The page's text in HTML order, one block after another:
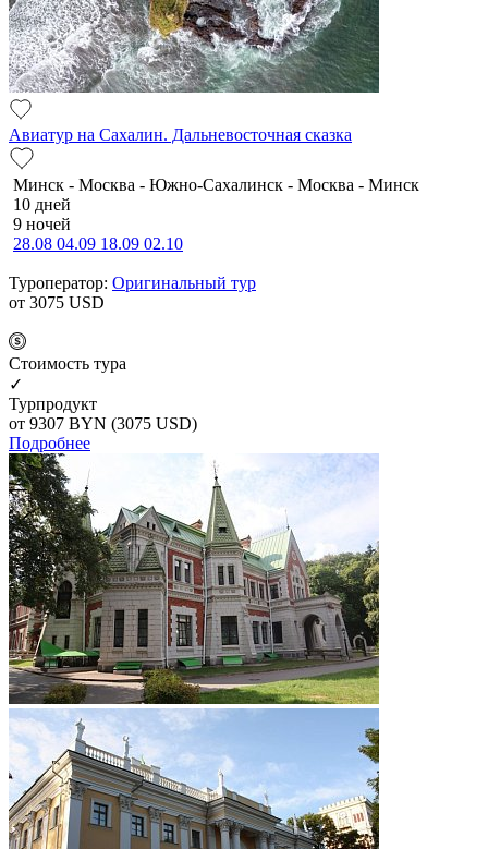
Авиатур на Сахалин. Дальневосточная сказка
Минск - Москва - Южно-Сахалинск - Москва - Минск
10 дней
9 ночей
28.08 04.09 18.09 02.10
Туроператор: Оригинальный тур
от 3075 USD
Cтоимость тура
✓
Турпродукт
от 9307 BYN (3075 USD)
Подробнее